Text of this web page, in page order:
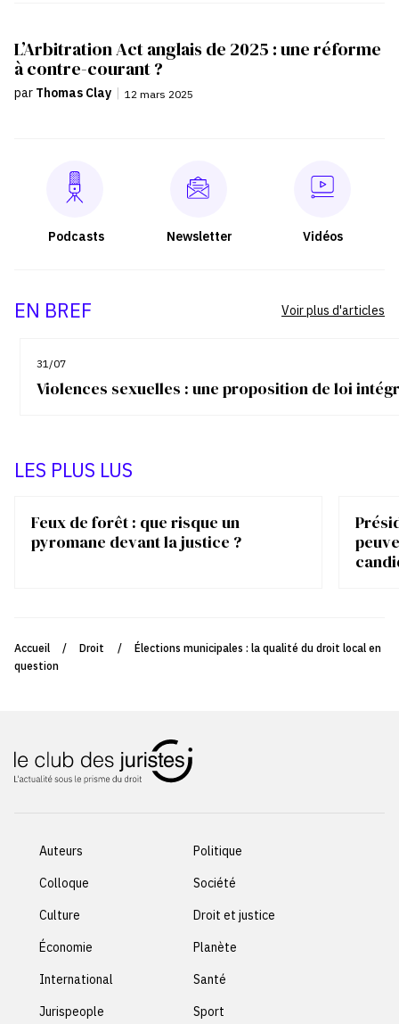
L’Arbitration Act anglais de 2025 : une réforme
à contre-courant ?
par Thomas Clay | 12 mars 2025
Podcasts Newsletter Vidéos
EN BREF
31/07
Violences sexuelles : une proposition de loi
Voir plus d'articles
LES PLUS LUS
Feux de forêt : que risque un
pyromane devant la justice ?
Accueil / Droit /
Élections municipales : la qualité du droit local en
question
Auteurs
Colloque
Culture
Économie
International
Jurispeople
Politique
Société
Droit et justice
Planète
Santé
Sport